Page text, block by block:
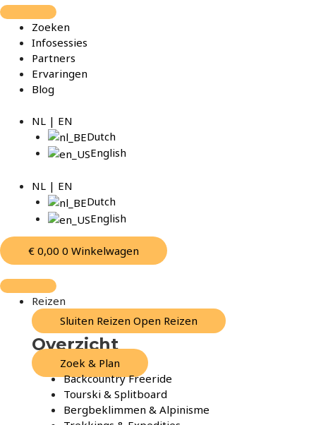
Spring
naar
inhoud
Zoeken
Infosessies
Partners
Ervaringen
Blog
NL | EN
Dutch
English
NL | EN
Dutch
English
€ 0,00 0 Winkelwagen
Reizen
Sluiten Reizen Open Reizen
Overzicht
Zoek & Plan
Backcountry Freeride
Tourski & Splitboard
Bergbeklimmen & Alpinisme